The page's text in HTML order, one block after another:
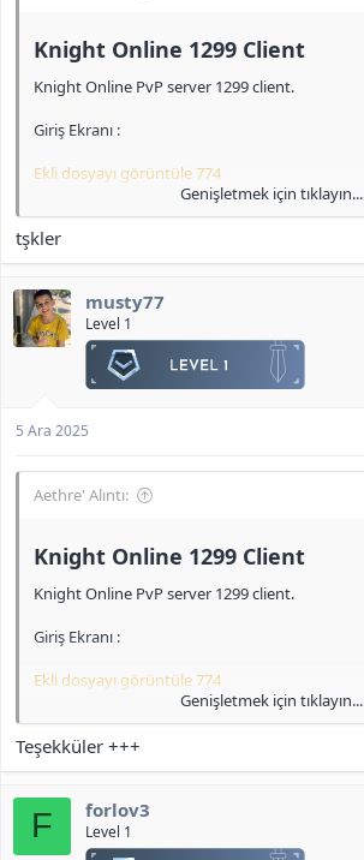
Knight Online 1299 Client​
Knight Online PvP server 1299 client.
Giriş Ekranı :
Ekli dosyayı görüntüle 774
IRK Seçimi :
Ekli dosyayı görüntüle 775
Pelerin :
Ekli dosyayı görüntüle 776
Clan ve Skill Sayfası :
Ekli dosyayı görüntüle 777
<b>[Gizli içerik]</b>
Genişletmek için tıklayın...
tşkler
musty77
Level 1
5 Ara 2025
Aethre' Alıntı:
Knight Online 1299 Client​
Knight Online PvP server 1299 client.
Giriş Ekranı :
Ekli dosyayı görüntüle 774
IRK Seçimi :
Ekli dosyayı görüntüle 775
Pelerin :
Ekli dosyayı görüntüle 776
Genişletmek için tıklayın...
Teşekküler +++
F forlov3
Level 1